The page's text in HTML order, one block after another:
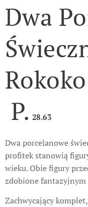
Dwa
P. 28.63
Dwa porcelanowe
profitek stanowią
wieku. Obie figury
zdobione
Zachwycający